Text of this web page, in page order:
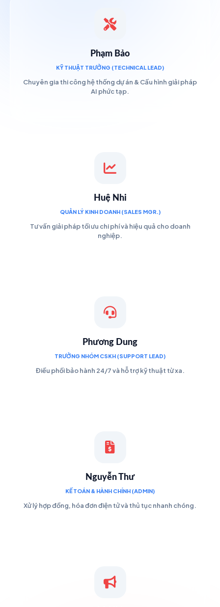
Phạm Bảo
KỸ THUẬT TRƯỞNG (TECHNICAL LEAD)
Chuyên gia thi công hệ thống dự án & Cấu hình giải pháp
AI phức tạp.
Huệ Nhi
QUẢN LÝ KINH DOANH (SALES MGR.)
Tư vấn giải pháp tối ưu chi phí và hiệu quả cho doanh
nghiệp.
Phương Dung
TRƯỞNG NHÓM CSKH (SUPPORT LEAD)
Điều phối bảo hành 24/7 và hỗ trợ kỹ thuật từ xa.
Nguyễn Thư
KẾ TOÁN & HÀNH CHÍNH (ADMIN)
Xử lý hợp đồng, hóa đơn điện tử và thủ tục nhanh chóng.